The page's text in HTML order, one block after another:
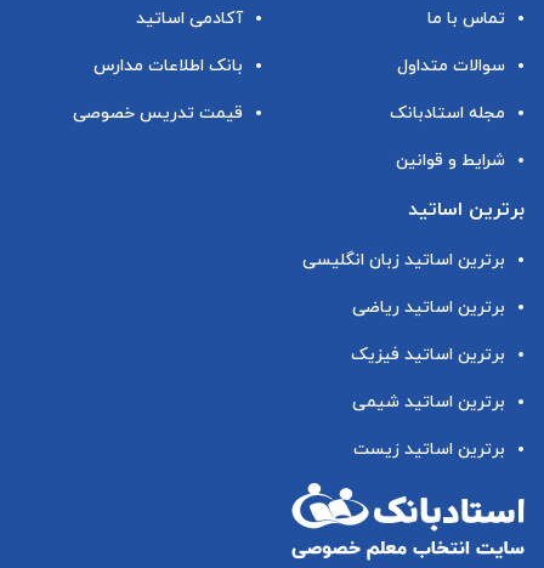
تماس با ما
سوالات متداول
مجله استادبانک
شرایط و قوانین
آکادمی اساتید
بانک اطلاعات مدارس
قیمت تدریس خصوصی
برترین اساتید
برترین اساتید زبان انگلیسی
برترین اساتید ریاضی
برترین اساتید فیزیک
برترین اساتید شیمی
برترین اساتید زیست